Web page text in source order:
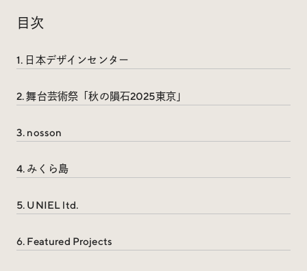
#Podcast #デザイン
#Webサイト #サイトレビュー
目次
1. 日本デザインセンター
2. 舞台芸術祭「秋の隕石2025東京」
3. nosson
4. みくら島
5. UNIEL ltd.
6. Featured Projects